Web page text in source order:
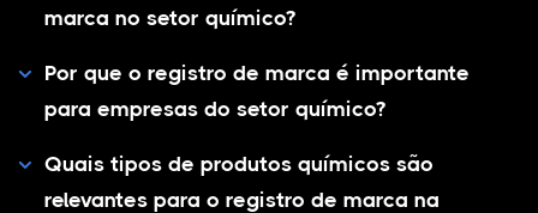
marca no setor químico?
Por que o registro de marca é importante
para empresas do setor químico?
Quais tipos de produtos químicos são
relevantes para o registro de marca na